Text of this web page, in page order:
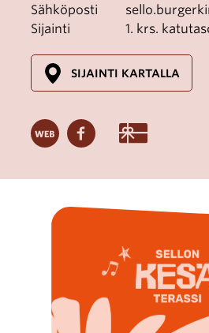
Sähköposti
Sijainti
1. krs.
SIJAINTI KARTALLA